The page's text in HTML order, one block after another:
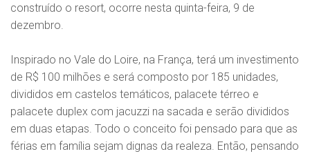
construído o resort, ocorre nesta quinta-feira, 9 de
dezembro.
Inspirado no Vale do Loire, na França, terá um investimento
de R$ 100 milhões e será composto por 185 unidades,
divididos em castelos temáticos, palacete térreo e
palacete duplex com jacuzzi na sacada e serão divididos
em duas etapas. Todo o conceito foi pensado para que as
férias em família sejam dignas da realeza. Então, pensando